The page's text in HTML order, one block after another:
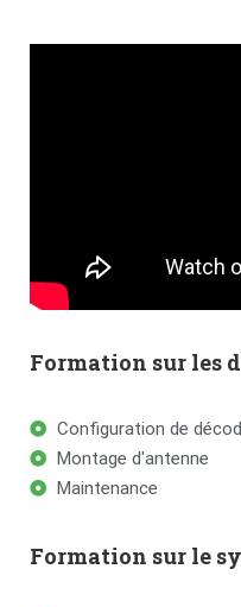
Formation sur les
Configuration de
Montage d'antenne
Maintenance
Formation sur le